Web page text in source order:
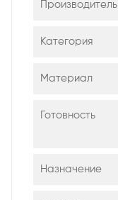
Производитель
Категория
Материал
Готовность
Назначение